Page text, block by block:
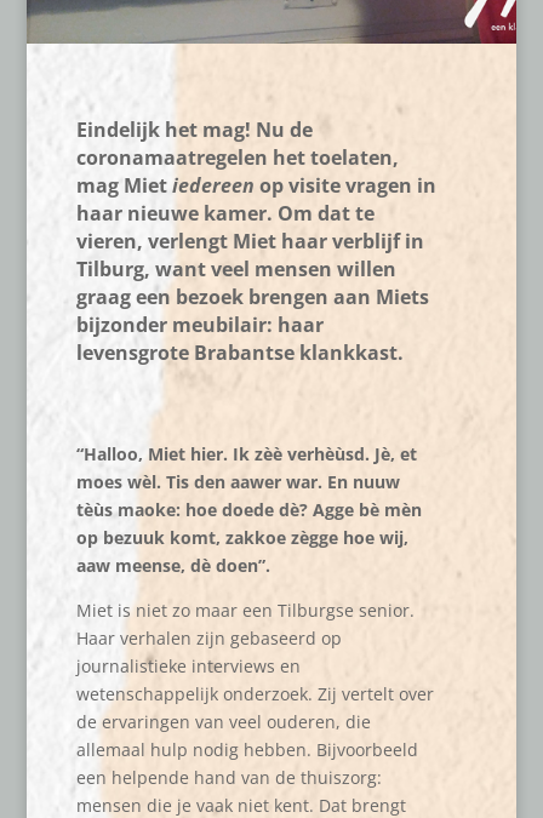
Eindelijk het mag! Nu de
coronamaatregelen het toelaten,
mag Mietiedereen op visite vragen in
haar nieuwe kamer. Om dat te
vieren, verlengt Miet haar verblijf in
Tilburg, want veel mensen willen
graag een bezoek brengen aan Miets
bijzonder meubilair: haar
levensgrote Brabantse klankkast.
“Halloo, Miet hier. Ik zèè verhèùsd. Jè, et
moes wèl. Tis den aawer war. En nuuw
tèùs maoke: hoe doede dè? Agge bè mèn
op bezuuk komt, zakkoe zègge hoe wij,
aaw meense, dè doen”.
Miet is niet zo maar een Tilburgse senior.
Haar verhalen zijn gebaseerd op
journalistieke interviews en
wetenschappelijk onderzoek. Zij vertelt over
de ervaringen van veel ouderen, die
allemaal hulp nodig hebben. Bijvoorbeeld
een helpende hand van de thuiszorg:
mensen die je vaak niet kent. Dat brengt